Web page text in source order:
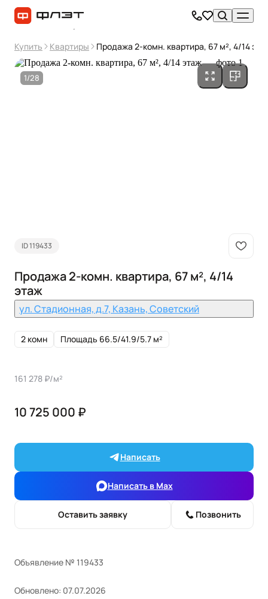
Купить Квартиры Продажа 2-комн. квартира, 67 м², 4/14
1/28
ID 119433
Продажа 2-комн. квартира, 67 м², 4/14
этаж
ул. Стадионная, д.7, Казань, Советский
2 комн Площадь 66.5/41.9/5.7 м²
161 278 ₽/м²
10 725 000 ₽
Написать
Написать в Max
Оставить заявку Позвонить
Объявление № 119433
Обновлено: 07.07.2026